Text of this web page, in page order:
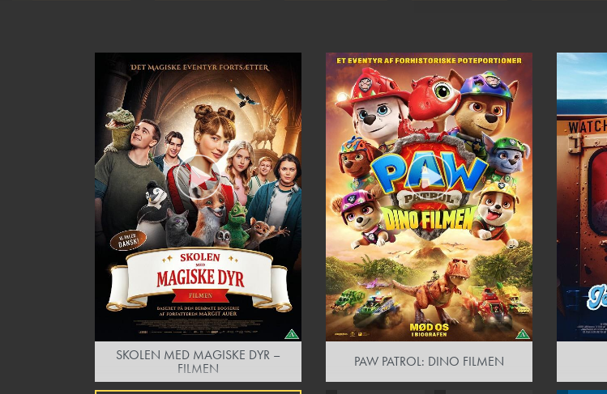
SKOLEN MED MAGISKE DYR –
FILMEN
PAW PATROL: DINO FILMEN